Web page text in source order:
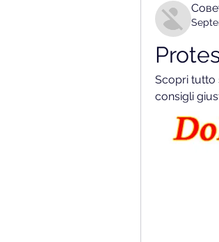
Scopri tutto
consigli